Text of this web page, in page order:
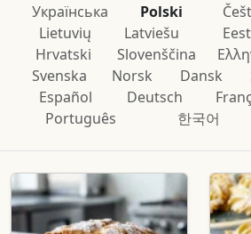
Українська Polski
Lietuvių
Latviešu
Hrvatski
Slovenščina
Svenska
Norsk Dansk
Español
Deutsch
Português
한국어